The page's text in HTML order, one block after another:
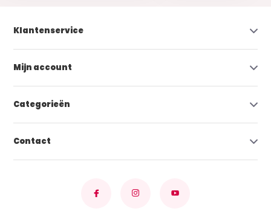
Klantenservice
Mijn account
Categorieën
Contact